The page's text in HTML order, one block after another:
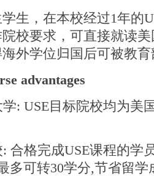
生，在本校经过1年的
校要求，可直接就读
外学位归国后可被教
advantages
: USE目标院校均为美
合格完成USE课程的学
多可转30学分,节省留